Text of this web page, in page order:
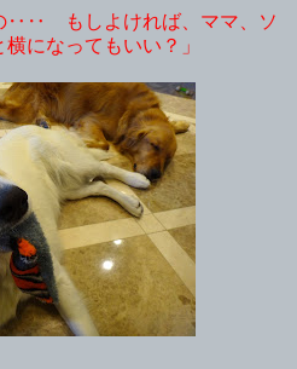
もしよければ、ママ、ソ
になってもいい？」